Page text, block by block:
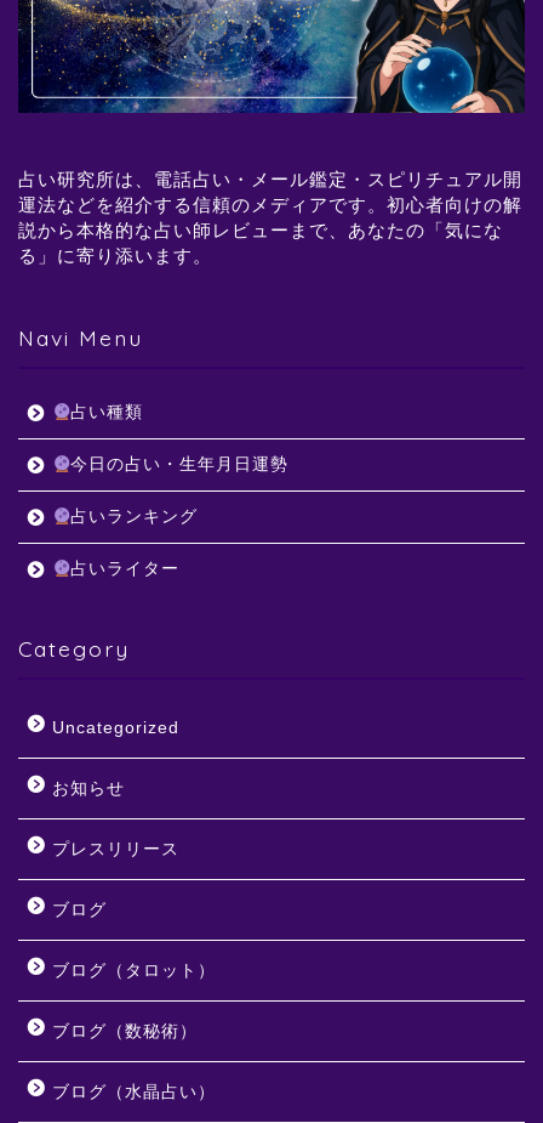
占い研究所は、電話占い・メール鑑定・スピリチュアル開
運法などを紹介する信頼のメディアです。初心者向けの解
説から本格的な占い師レビューまで、あなたの「気にな
る」に寄り添います。
Navi Menu
占い種類
今日の占い・生年月日運勢
占いランキング
占いライター
Category
Uncategorized
お知らせ
プレスリリース
ブログ
ブログ（タロット）
ブログ（数秘術）
ブログ（水晶占い）